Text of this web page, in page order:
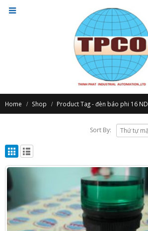
Home Shop Product Tag -đèn báo phi 16 ND
Sort By: